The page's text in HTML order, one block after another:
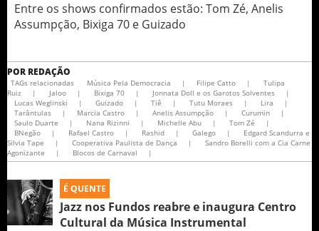
Entre os shows confirmados estão: Tom Zé, Anelis
Assumpção, Bixiga 70 e Guizado
POR REDAÇÃO
TAGs relacionadas Música Pela Democracia | Filipe Catto |
Tulipa
Ruiz
| Jaloo | Bixiga 70 | Jonnata Doll e os Garotos Solventes
|
Lucas Weglinski
| Guizado | Tiê | Tutu Moraes | Lira
|
Tarântulas
| Marcia Castro | Anelis Assumpção | Curumin
|
Saulo Duarte
| Nana Rizinni | Michelle Abu | Tom Zé
|
BNegão
| Rafael Castro | Rashid | Galego |
Edgard Scandurra e
Silvia Tape
| Cooperativa Paulista de Dança |
Sandro Borelli com a Cia Carne
Agonizante
| Blocos de Carnaval |
É QUENTE
Jazz nos Fundos reabre e inaugura Centro
Cultural da Música Instrumental